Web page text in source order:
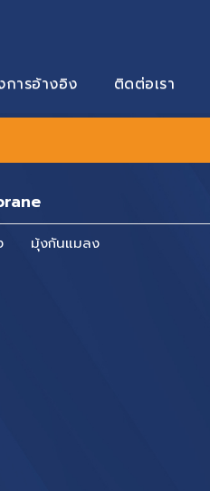
การอ้างอิง ติดต่อเรา
มุ้งกันแมลง